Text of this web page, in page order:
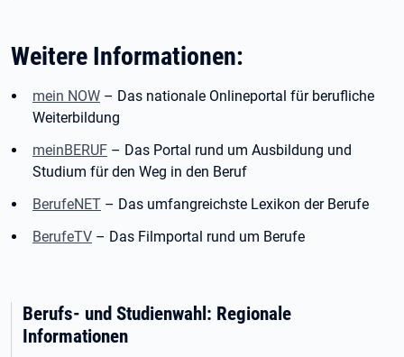
Weitere Informationen:
mein NOW – Das nationale Onlineportal für berufliche
Weiterbildung
meinBERUF – Das Portal rund um Ausbildung und
Studium für den Weg in den Beruf
BerufeNET – Das umfangreichste Lexikon der Berufe
BerufeTV – Das Filmportal rund um Berufe
Berufs- und Studienwahl: Regionale
Informationen